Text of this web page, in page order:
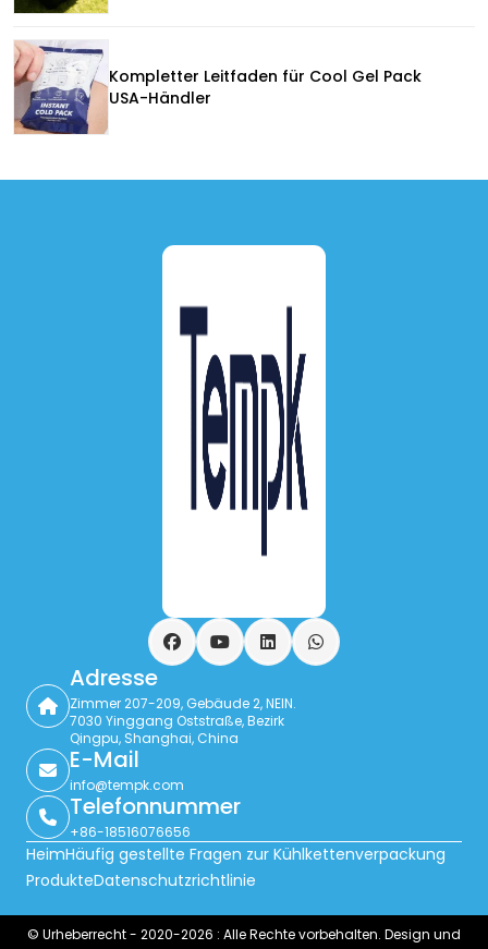
Kompletter Leitfaden für Cool Gel Pack
USA-Händler
FacebookYouTubeLinkedInWhatsApp
Adresse
Zimmer 207-209, Gebäude 2, NEIN.
7030 Yinggang Oststraße, Bezirk
Qingpu, Shanghai, China
E-Mail
info@tempk.com
Telefonnummer
+86-18516076656
HeimHäufig gestellte Fragen zur Kühlkettenverpackung
ProdukteDatenschutzrichtlinie
© Urheberrecht - 2020-2026 : Alle Rechte vorbehalten. Design und